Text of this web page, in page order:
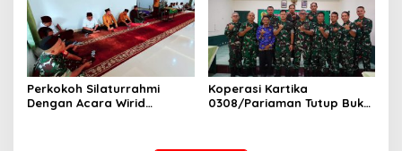
Perkokoh Silaturrahmi
Dengan Acara Wirid
Koperasi Kartika
0308/Pariaman Tutup Buku